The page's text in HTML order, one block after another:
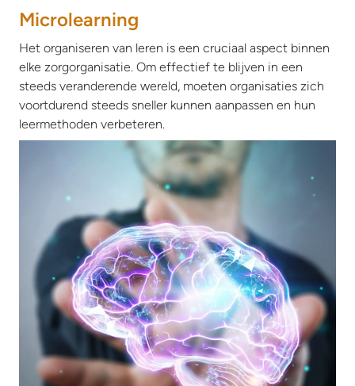
Microlearning
Het organiseren van leren is een cruciaal aspect binnen
elke zorgorganisatie. Om effectief te blijven in een
steeds veranderende wereld, moeten organisaties zich
voortdurend steeds sneller kunnen aanpassen en hun
leermethoden verbeteren.